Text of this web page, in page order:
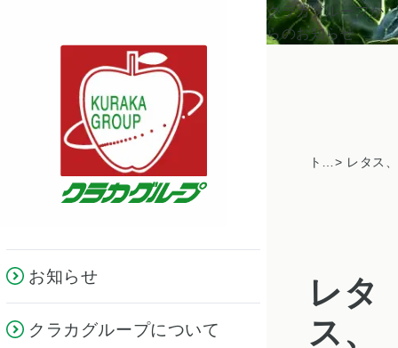
お知らせ
クラカグループについて
クラカグループか
らのお知らせ
トピックス一覧
レタ
ス、